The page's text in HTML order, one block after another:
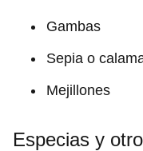
Gambas
Sepia o
Mejillones
Especias y